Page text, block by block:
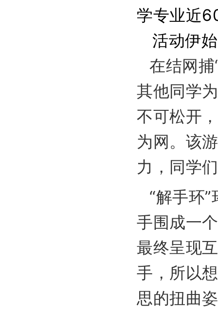
学专业近
活动伊
在结网
其他同学
不可松开
为网。该
力，同学
“解手环
手围成一
最终呈现
手，所以
思的扭曲